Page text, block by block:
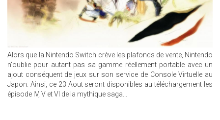
Alors que la Nintendo Switch crève les plafonds de vente, Nintendo
n'oublie pour autant pas sa gamme réellement portable avec un
ajout conséquent de jeux sur son service de Console Virtuelle au
Japon. Ainsi, ce 23 Aout seront disponibles au téléchargement les
épisode IV, V et VI de la mythique saga...